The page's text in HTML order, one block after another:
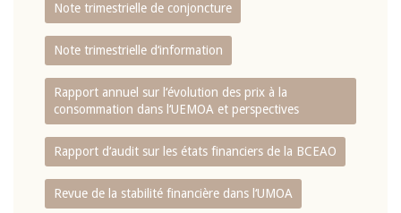
Note trimestrielle de conjoncture
Note trimestrielle d‘information
Rapport annuel sur l‘évolution des prix à la
consommation dans l‘UEMOA et perspectives
Rapport d‘audit sur les états financiers de la BCEAO
Revue de la stabilité financière dans l‘UMOA